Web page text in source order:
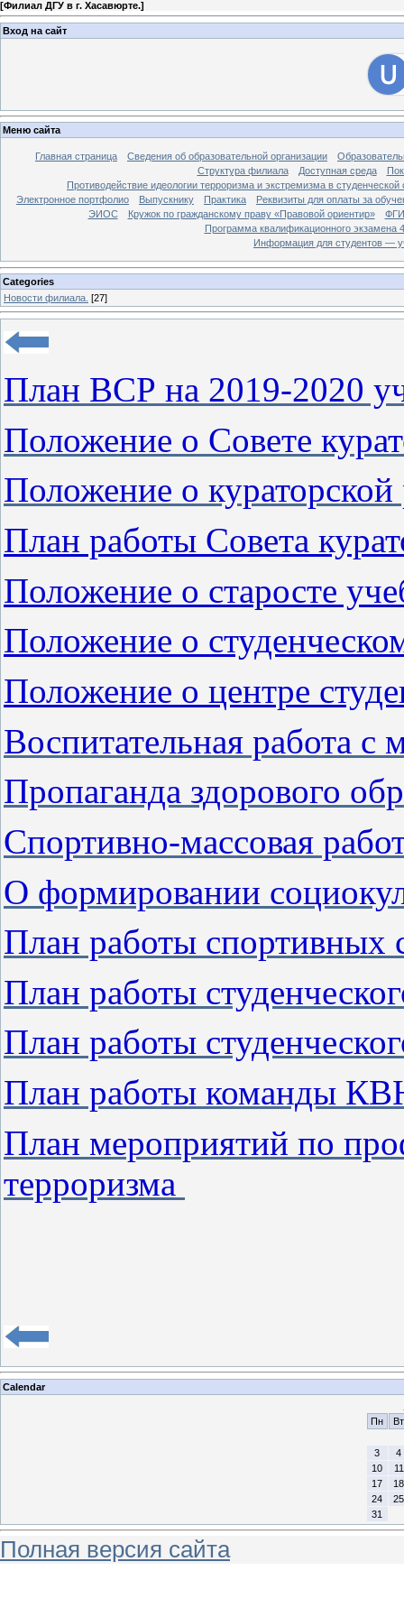
[Филиал ДГУ в г. Хасавюрте.]
Вход на сайт
Меню сайта
Главная страница Сведения об образовательной организации
Структура филиала
Доступная среда
Противодействие идеологии терроризма и экстремизма в студенческой
Электронное портфолио
Выпускнику Практика
Реквизиты для оплаты за
ЭИОС
Кружок по гражданскому праву «Правовой ориентир»
Программа квалификационного экзамена
Информация для студентов —
Categories
Новости филиала. [27]
План ВСР на 2019-2020
Положение о Совете
Положение о кураторской
План работы Совета
Положение о старосте
Положение о
Положение о центре
Воспитательная работа с
Пропаганда здорового
Спортивно-массовая
О формировании
План работы спортивных
План работы
План работы
План работы команды
План мероприятий по
терроризма
Calendar
Пн
Вт
3
4
10
11
17
18
24
25
31
Полная версия сайта